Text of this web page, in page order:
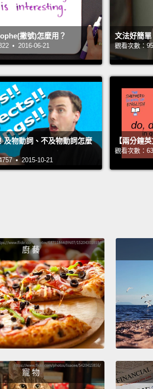
撇號)怎麼用？
• 2016-06-21
文法好簡
觀看次數：
及物動詞、不及物動詞怎麼
• 2015-10-21
【兩分鐘
觀看次數：
廚 藝
寵 物